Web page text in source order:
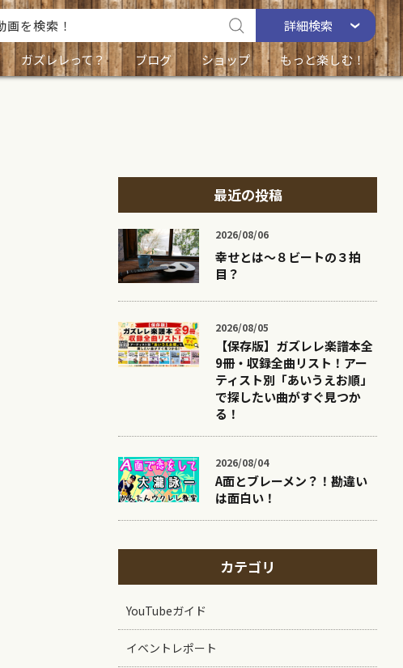
詳細検索
ガズレレって？ ブログ ショップ もっと楽しむ！
最近の投稿
2026/08/06
幸せとは〜８ビートの３拍
目？
2026/08/05
【保存版】ガズレレ楽譜本全
9冊・収録全曲リスト！アー
ティスト別「あいうえお順」
で探したい曲がすぐ見つか
る！
2026/08/04
A面とブレーメン？！勘違い
は面白い！
カテゴリ
YouTubeガイド
イベントレポート